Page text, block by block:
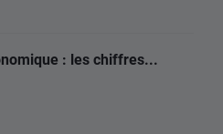
: les chiffres...